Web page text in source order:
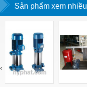
Sản phẩm xem nhiều
‹